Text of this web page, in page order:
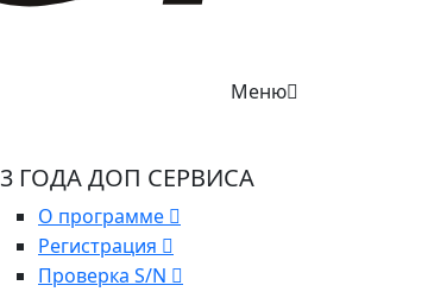
Меню
3 ГОДА ДОП СЕРВИСА
О программе
Регистрация
Проверка S/N